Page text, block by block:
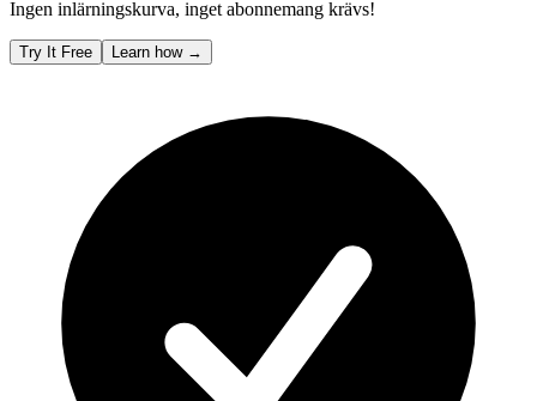
Ingen inlärningskurva, inget abonnemang krävs!
Try It Free Learn how →